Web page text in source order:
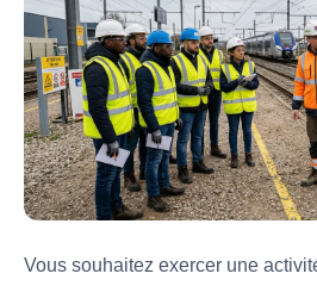
Vous souhaitez exercer une